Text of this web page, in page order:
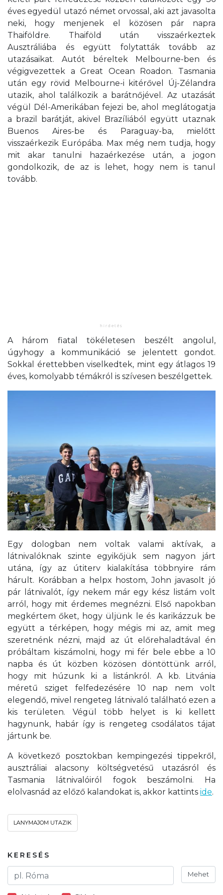
éves egyedül utazó német orvossal, aki azt javasolta
neki, hogy menjenek el közösen pár napra
Thaiföldre. Thaiföld után visszaérkeztek
Ausztráliába és együtt folytatták tovább az
utazásaikat. Autót béreltek Melbourne-ben és
végigvezettek a Great Ocean Roadon. Tasmania
után egy rövid Melbourne-i kitérővel Új-Zélandra
utazik, ahol találkozik a barátnőjével. Az utazását
végül Dél-Amerikában fejezi be, ahol meglátogatja
a brazil barátját, akivel Brazíliából együtt utaznak
Buenos Aires-be és Paraguay-ba, mielőtt
visszaérkezik Európába. Max még nem tudja, hogy
mit akar tanulni hazaérkezése után, a jogon
gondolkozik, de az is lehet, hogy nem is tanul
tovább.
A három fiatal tökéletesen beszélt angolul,
úgyhogy a kommunikáció se jelentett gondot.
Sokkal érettebben viselkedtek, mint egy átlagos 19
éves, komolyabb témákról is szívesen beszélgettek.
Egy dologban nem voltak valami aktívak, a
látnivalóknak szinte egyikőjük sem nagyon járt
utána, így az útiterv kialakítása többnyire rám
hárult. Korábban a helpx hostom, John javasolt jó
pár látnivalót, így nekem már egy kész listám volt
arról, hogy mit érdemes megnézni. Első napokban
megkértem őket, hogy üljünk le és karikázzuk be
együtt a térképen, hogy mégis mi az, amit meg
szeretnénk nézni, majd az út előrehaladtával én
próbáltam kiszámolni, hogy mi fér bele ebbe a 10
napba és út közben közösen döntöttünk arról,
hogy mit húzunk ki a listánkról. A kb. Litvánia
méretű sziget felfedezésére 10 nap nem volt
elegendő, mivel rengeteg látnivaló található ezen a
kis területen. Végül több helyet is ki kellett
hagynunk, habár így is rengeteg csodálatos tájat
jártunk be.
A következő posztokban kempingezési tippekről,
ausztráliai alacsony költségvetésű utazásról és
Tasmania látnivalóiról fogok beszámolni. Ha
elolvasnád az előző kalandokat is, akkor kattints ide.
LANYMAJOM UTAZIK
KERESÉS
Mehet